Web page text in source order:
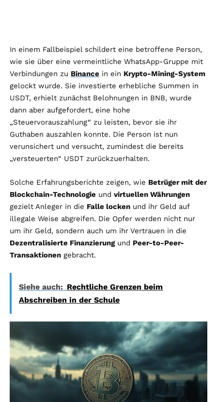
In einem Fallbeispiel schildert eine betroffene Person,
wie sie über eine vermeintliche WhatsApp-Gruppe mit
Verbindungen zu Binance in ein Krypto-Mining-System
gelockt wurde. Sie investierte erhebliche Summen in
USDT, erhielt zunächst Belohnungen in BNB, wurde
dann aber aufgefordert, eine hohe
„Steuervorauszahlung“ zu leisten, bevor sie ihr
Guthaben auszahlen konnte. Die Person ist nun
verunsichert und versucht, zumindest die bereits
„versteuerten“ USDT zurückzuerhalten.
Solche Erfahrungsberichte zeigen, wie Betrüger mit der
Blockchain-Technologie und virtuellen Währungen
gezielt Anleger in die Falle locken und ihr Geld auf
illegale Weise abgreifen. Die Opfer werden nicht nur
um ihr Geld, sondern auch um ihr Vertrauen in die
Dezentralisierte Finanzierungund Peer-to-Peer-
Transaktionen gebracht.
Siehe auch: Rechtliche Grenzen beim
Abschreiben in der Schule